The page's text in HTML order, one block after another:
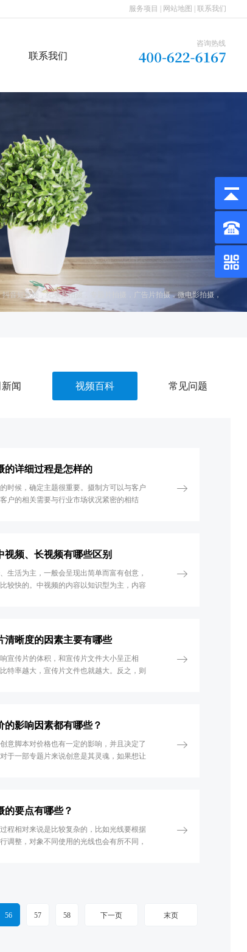
服务项目 网站地图 |联系我们
联系我们
咨询热线
抖音短视频 ，纪录片拍摄 广告片拍摄，微电影拍摄 ，
闻 视频百科 常见问题
的详细过程是怎样的
时候，确定主题很重要。摄制方可以与客户
户的相关需要与行业市场状况紧密的相结
视频、长视频有哪些区别
生活为主，一般会呈现出简单而富有创意，
较快的。中视频的内容以知识型为主，内容
清晰度的因素主要有哪些
宣传片的体积，和宣传片文件大小呈正相
特率越大，宣传片文件也就越大。反之，则
的影响因素都有哪些？
意脚本对价格也有一定的影响，并且决定了
于一部专题片来说创意是其灵魂，如果想让
了宣传，所以每个专题片的侧重点是不一样
上也有所区别。
的要点有哪些？
程相对来说是比较复杂的，比如光线要根据
调整，对象不同使用的光线也会有所不同，
调整。
56 57 58 下一页 末页